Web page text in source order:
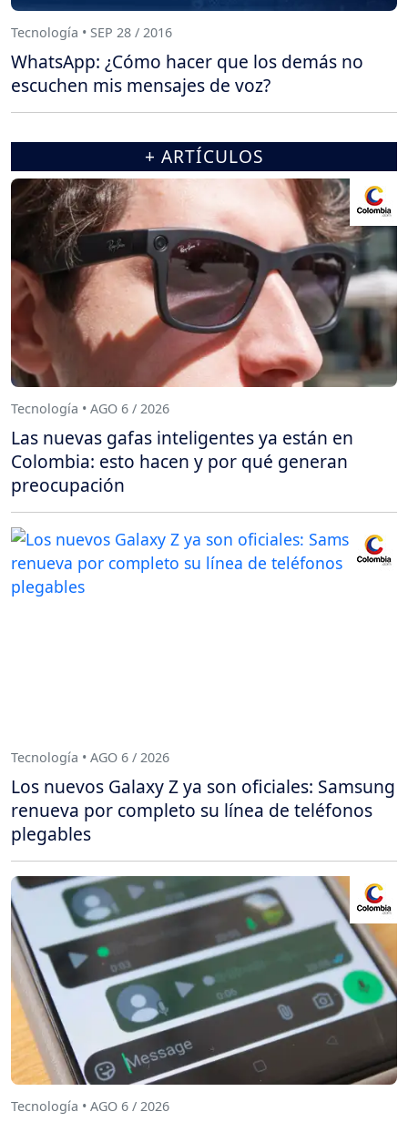
Tecnología • SEP 28 / 2016
WhatsApp: ¿Cómo hacer que los demás no
escuchen mis mensajes de voz?
+ ARTÍCULOS
Tecnología • AGO 6 / 2026
Las nuevas gafas inteligentes ya están en
Colombia: esto hacen y por qué generan
preocupación
Tecnología • AGO 6 / 2026
Los nuevos Galaxy Z ya son oficiales: Samsung
renueva por completo su línea de teléfonos
plegables
Tecnología • AGO 6 / 2026